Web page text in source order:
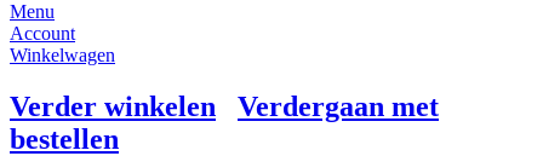
Menu
Account
Winkelwagen
Verder winkelen
Verdergaan met
bestellen